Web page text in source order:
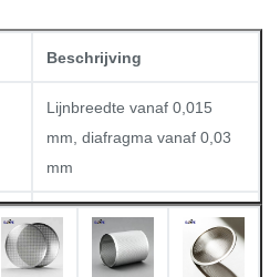
Beschrijving
Lijnbreedte vanaf 0,015
mm, diafragma vanaf 0,03
mm
Korte werktijd, flexibele
productiecapaciteit